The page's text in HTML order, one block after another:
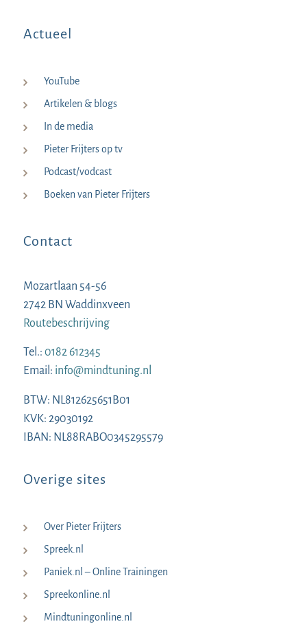
Actueel
YouTube
Artikelen & blogs
In de media
Pieter Frijters op tv
Podcast/vodcast
Boeken van Pieter Frijters
Contact
Mozartlaan 54-56
2742 BN Waddinxveen
Routebeschrijving
Tel.: 0182 612345
Email: info@mindtuning.nl
BTW: NL812625651B01
KVK: 29030192
IBAN: NL88RABO0345295579
Overige sites
Over Pieter Frijters
Spreek.nl
Paniek.nl – Online Trainingen
Spreekonline.nl
Mindtuningonline.nl